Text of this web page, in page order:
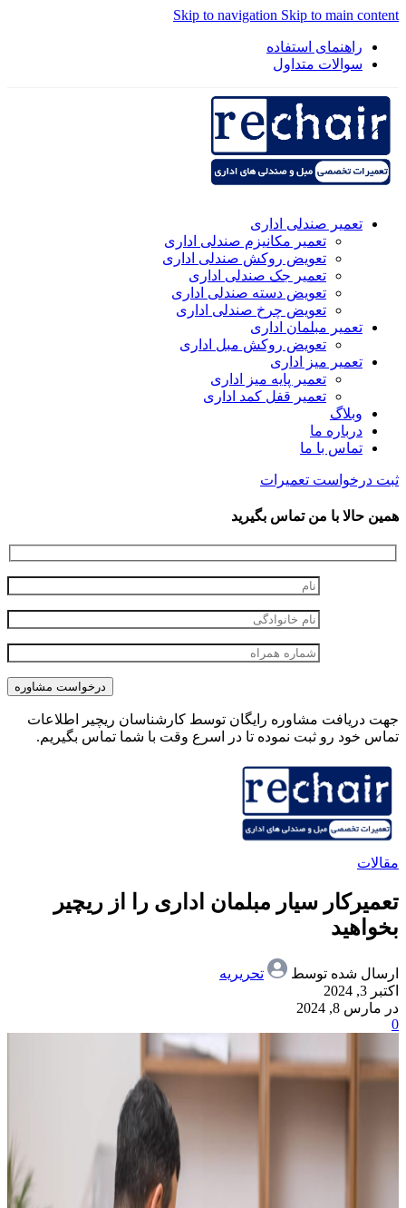
Skip to navigation Skip to main content
راهنمای استفاده
سوالات متداول
تعمیر صندلی اداری
تعمیر مکانیزم صندلی اداری
تعویض روکش صندلی اداری
تعمیر جک صندلی اداری
تعویض دسته صندلی اداری
تعویض چرخ صندلی اداری
تعمیر مبلمان اداری
تعویض روکش مبل اداری
تعمیر میز اداری
تعمیر پایه میز اداری
تعمیر قفل کمد اداری
وبلاگ
درباره ما
تماس با ما
ثبت درخواست تعمیرات
همین حالا با من تماس بگیرید
جهت دریافت مشاوره رایگان توسط کارشناسان ریچیر اطلاعات
تماس خود رو ثبت نموده تا در اسرع وقت با شما تماس بگیریم.
مقالات
تعمیرکار سیار مبلمان اداری را از ریچیر
بخواهید
ارسال شده توسط
تحریریه
اکتبر 3, 2024
در مارس 8, 2024
0